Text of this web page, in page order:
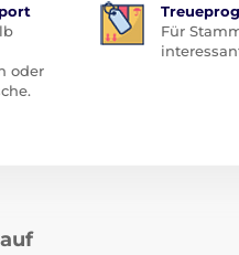
oder
Für